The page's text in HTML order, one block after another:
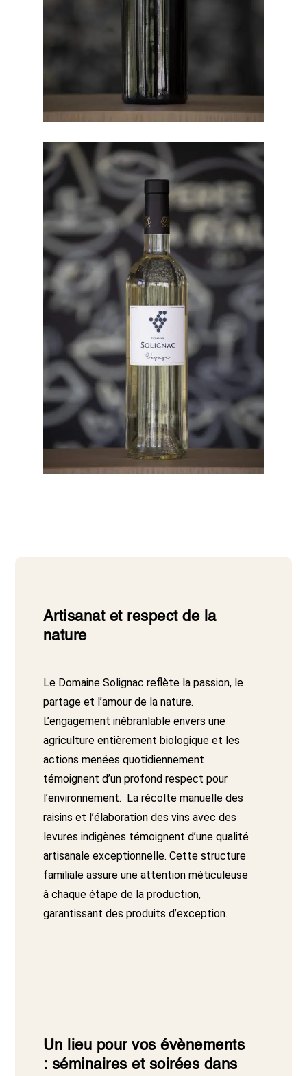
Artisanat et respect de la
nature
Le Domaine Solignac reflète la passion, le
partage et l’amour de la nature.
L’engagement inébranlable envers une
agriculture entièrement biologique et les
actions menées quotidiennement
témoignent d’un profond respect pour
l’environnement.
La récolte manuelle des
raisins et l’élaboration des vins avec des
levures indigènes témoignent d’une qualité
artisanale exceptionnelle. Cette structure
familiale assure une attention méticuleuse
à chaque étape de la production,
garantissant des produits d’exception.
Un lieu pour vos évènements
: séminaires et soirées dans